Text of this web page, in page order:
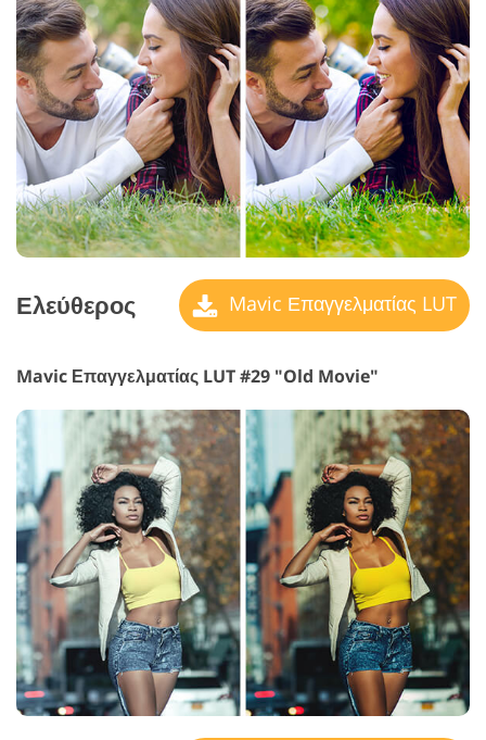
Ελεύθερος Mavic Επαγγελματίας LUT
Mavic Επαγγελματίας LUT #29 "Old Movie"